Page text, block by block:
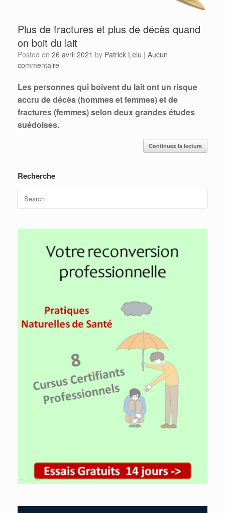
Plus de fractures et plus de décès quand
on boit du lait
Posted on 26 avril 2021 by Patrick Lelu | Aucun
commentaire
Les personnes qui boivent du lait ont un risque
accru de décès (hommes et femmes) et de
fractures (femmes) selon deux grandes études
suédoises.
Continuez la lecture
Recherche
for: